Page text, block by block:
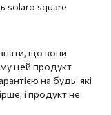
solaro square
що вони
цей продукт
на будь-які
і продукт не